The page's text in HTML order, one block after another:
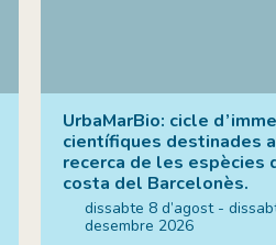
UrbaMarBio: cicle
científiques destinades
recerca de les espècies
costa del Barcelonès.
dissabte 8 d’agost -
desembre 2026